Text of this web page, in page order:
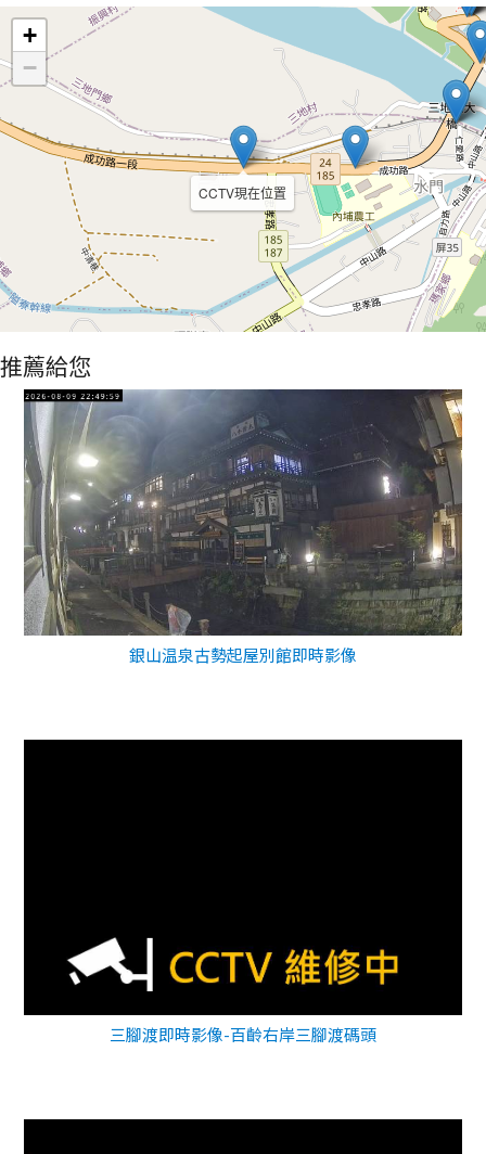
CCTV現在位置
+
−
推薦給您
銀山温泉古勢起屋別館即時影像
三腳渡即時影像-百齡右岸三腳渡碼頭